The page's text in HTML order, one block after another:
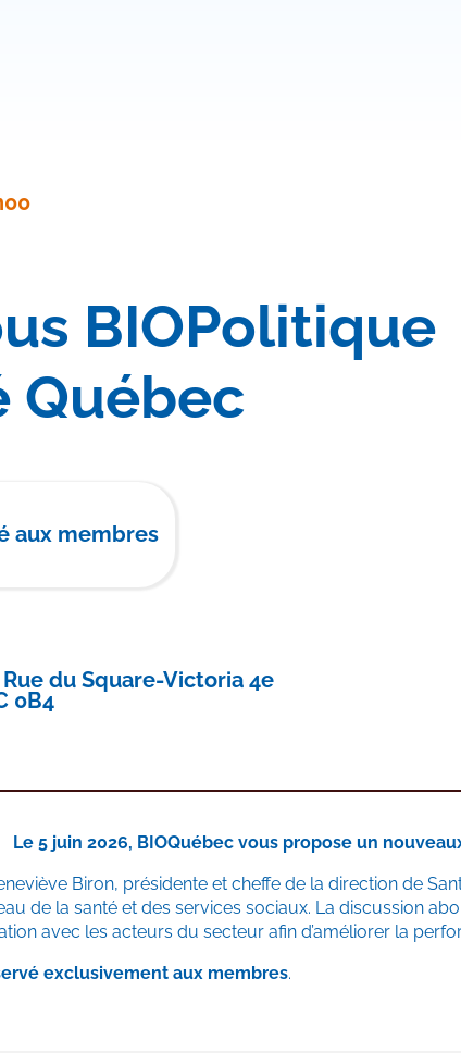
BIOPolitique
Québec
aux membres
du Square-Victoria 4e
0B4
Le 5 juin 2026, BIOQuébec vous propose un
Biron, présidente et cheffe de la direction de
de la santé et des services sociaux. La discussion
avec les acteurs du secteur afin d’améliorer la
exclusivement aux membres.